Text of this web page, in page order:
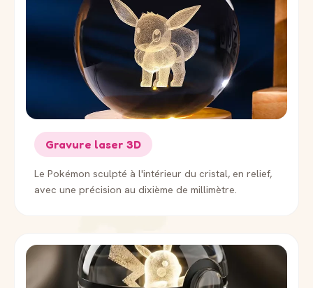
Gravure laser 3D
Le Pokémon sculpté à l'intérieur du cristal, en relief,
avec une précision au dixième de millimètre.